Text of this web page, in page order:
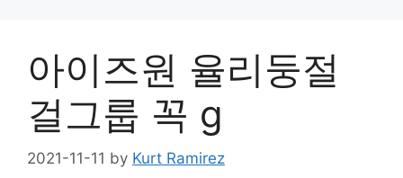
아이즈원 율리둥절
걸그룹 꼭 g
2021-11-11 by Kurt Ramirez